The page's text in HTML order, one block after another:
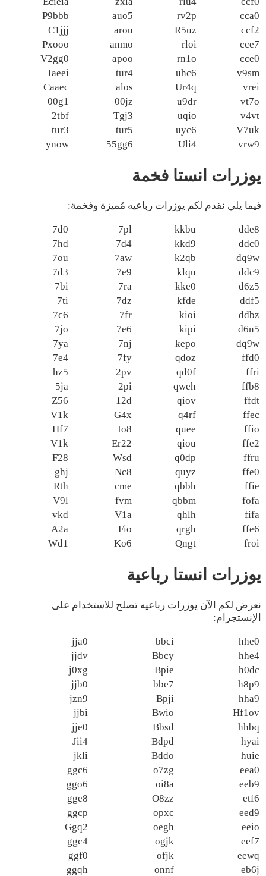
cca0
rv2p
auo5
P9bbb
ccf2
R5uz
arou
C1jjj
cce7
rloi
anmo
Pxooo
cce0
rn1o
apoo
V2gg0
v9sm
uhc6
tur4
Iaeei
vrei
Ur4q
alos
Caaec
vt7o
u9dr
00jz
00g1
v4vt
uqio
Tgj3
2tbf
V7uk
uyc6
tur5
tur3
vrw9
Uli4
55gg6
ynow
يوزرات انستا فخمة
فيما يلي نقدم لكم يوزرات رباعيه مُميزة وفخمة:
dde8
kkbu
7pl
7d0
ddc0
kkd9
7d4
7hd
dq9w
k2qb
7aw
7ou
ddc9
klqu
7e9
7d3
d6z5
kke0
7ra
7bi
ddf5
kfde
7dz
7ti
ddbz
kioi
7fr
7c6
d6n5
kipi
7e6
7jo
dq9w
kepo
7nj
7ya
ffd0
qdoz
7fy
7e4
ffri
qd0f
2pv
hz5
ffb8
qweh
2pi
5ja
ffdt
qiov
12d
Z56
ffec
q4rf
G4x
V1k
ffio
quee
Io8
Hf7
ffe2
qiou
Er22
V1k
ffru
q0dp
Wsd
F28
ffe0
quyz
Nc8
ghj
ffie
qbbh
cme
Rth
fofa
qbbm
fvm
V9l
fifa
qhlh
V1a
vkd
ffe6
qrgh
Fio
A2a
froi
Qngt
Ko6
Wd1
يوزرات انستا رباعية
نعرض لكم الآن يوزرات رباعيه تصلح للاستخدام على
الإنستجرام:
hhe0
bbci
jja0
hhe4
Bbcy
jjdv
h0dc
Bpie
j0xg
h8p9
bbe7
jjb0
hha9
Bpji
jzn9
Hf1ov
Bwio
jjbi
hhbq
Bbsd
jje0
hyai
Bdpd
Jii4
huie
Bddo
jkli
eea0
o7zg
ggc6
eeb9
oi8a
ggo6
etf6
O8zz
gge8
eed9
opxc
ggcp
eeio
oegh
Ggq2
eef7
ogjk
ggc4
eewq
ofjk
ggf0
eb6j
onnf
ggqh